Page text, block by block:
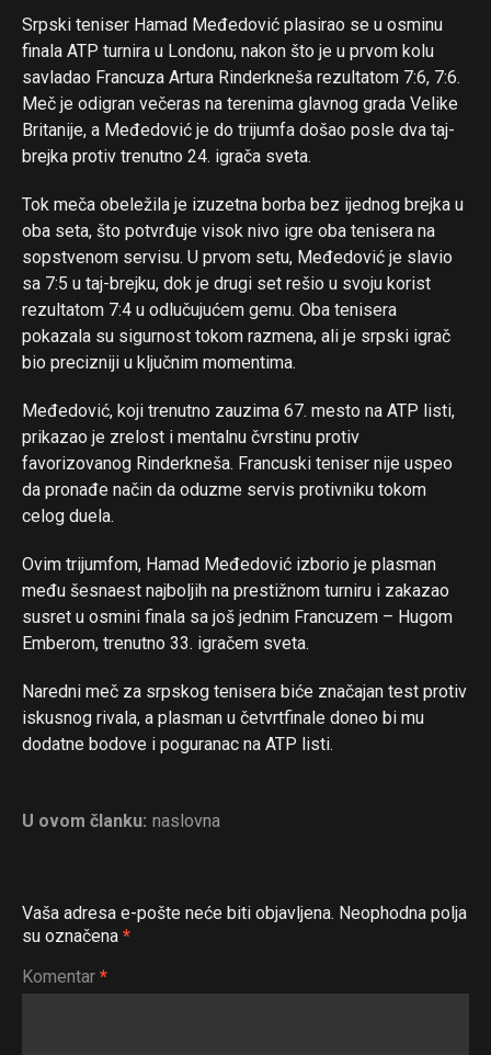
Srpski teniser Hamad Međedović plasirao se u osminu
finala ATP turnira u Londonu, nakon što je u prvom kolu
savladao Francuza Artura Rinderkneša rezultatom 7:6, 7:6.
Meč je odigran večeras na terenima glavnog grada Velike
Britanije, a Međedović je do trijumfa došao posle dva taj-
brejka protiv trenutno 24. igrača sveta.
Tok meča obeležila je izuzetna borba bez ijednog brejka u
oba seta, što potvrđuje visok nivo igre oba tenisera na
sopstvenom servisu. U prvom setu, Međedović je slavio
sa 7:5 u taj-brejku, dok je drugi set rešio u svoju korist
rezultatom 7:4 u odlučujućem gemu. Oba tenisera
pokazala su sigurnost tokom razmena, ali je srpski igrač
bio precizniji u ključnim momentima.
Međedović, koji trenutno zauzima 67. mesto na ATP listi,
prikazao je zrelost i mentalnu čvrstinu protiv
favorizovanog Rinderkneša. Francuski teniser nije uspeo
da pronađe način da oduzme servis protivniku tokom
celog duela.
Ovim trijumfom, Hamad Međedović izborio je plasman
među šesnaest najboljih na prestižnom turniru i zakazao
susret u osmini finala sa još jednim Francuzem – Hugom
Emberom, trenutno 33. igračem sveta.
Naredni meč za srpskog tenisera biće značajan test protiv
iskusnog rivala, a plasman u četvrtfinale doneo bi mu
dodatne bodove i poguranac na ATP listi.
U ovom članku: naslovna
Vaša adresa e-pošte neće biti objavljena. Neophodna polja
su označena *
Komentar *
Flipboard
Reddit
Pinterest
Whatsapp
Email